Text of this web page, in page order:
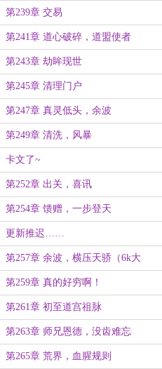
第239章 交易
第241章 道心破碎，道盟使者
第243章 劫眸现世
第245章 清理门户
第247章 真灵低头，余波
第249章 清洗，风暴
卡文了~
第252章 出关，喜讯
第254章 馈赠，一步登天
更新推迟……
第257章 余波，横压天骄（6k大
章）
第259章 真的好穷啊！
第261章 初至道宫祖脉
第263章 师兄恩德，没齿难忘
第265章 荒界，血腥规则